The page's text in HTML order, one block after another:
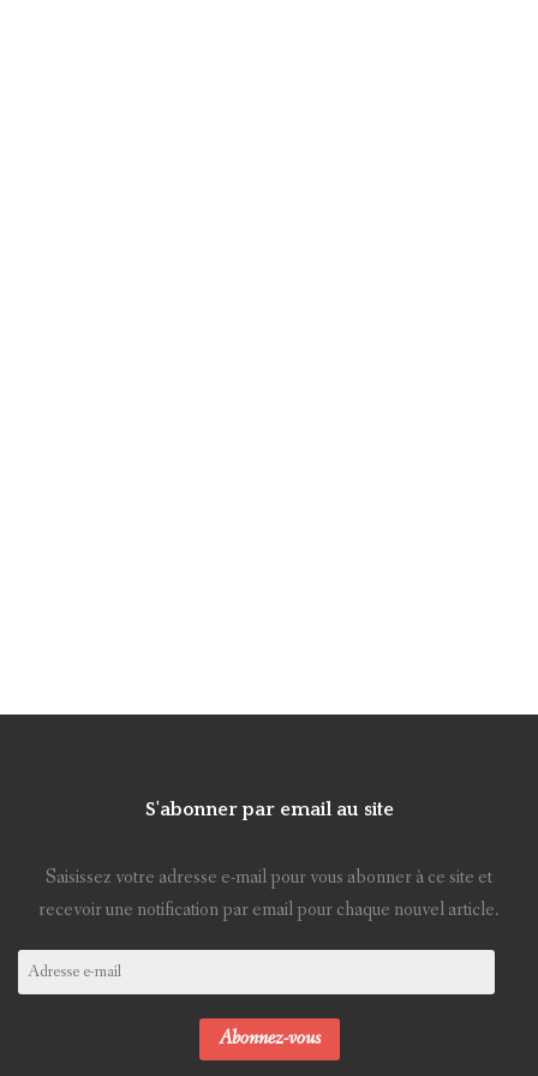
S'abonner par email au site
Saisissez votre adresse e-mail pour vous abonner à ce site et
recevoir une notification par email pour chaque nouvel article.
Adresse
Abonnez-vous